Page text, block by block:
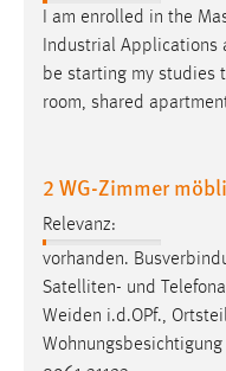
I am enrolled in the
Industrial Applications
be starting my studies
room, shared
2 WG-Zimmer
Relevanz:
vorhanden.
Satelliten- und
Weiden i.d.OPf.,
STATISTIK
Statistik Cookies
Matomo
Name:
Zweck: